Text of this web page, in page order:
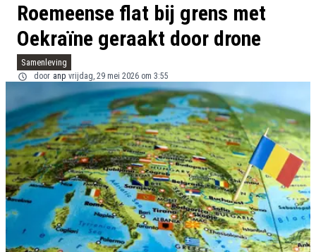
Roemeense flat bij grens met
Oekraïne geraakt door drone
Samenleving
door anp vrijdag, 29 mei 2026 om 3:55